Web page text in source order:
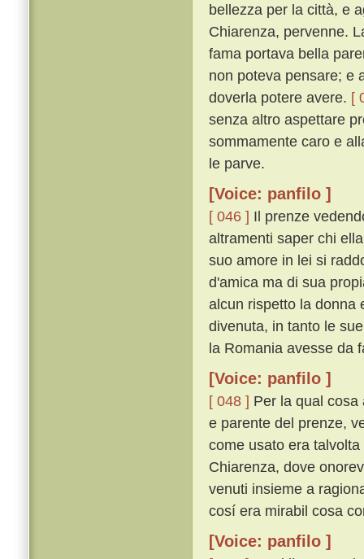
bellezza per la città, e
Chiarenza, pervenne.
fama portava bella
non poteva pensare; e
doverla potere avere. [
senza altro aspettare
sommamente caro e
le parve.
[Voice: panfilo ]
[ 046 ] Il prenze
altramenti saper chi
suo amore in lei si
d'amica ma di sua
alcun rispetto la donna
divenuta, in tanto le
la Romania avesse da
[Voice: panfilo ]
[ 048 ] Per la qual
e parente del prenze,
come usato era
Chiarenza, dove
venuti insieme a
cosí era mirabil cosa
[Voice: panfilo ]